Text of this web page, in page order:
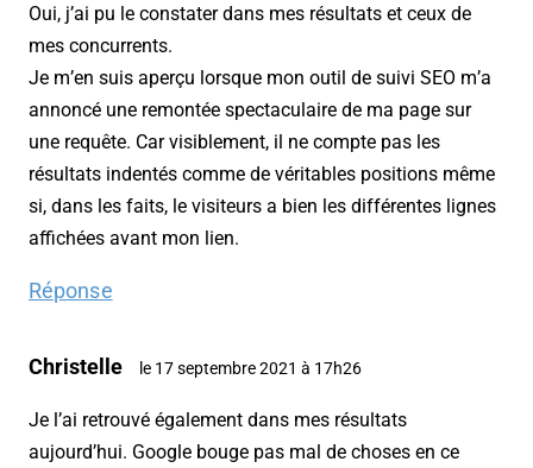
Oui, j’ai pu le constater dans mes résultats et ceux de
mes concurrents.
Je m’en suis aperçu lorsque mon outil de suivi SEO m’a
annoncé une remontée spectaculaire de ma page sur
une requête. Car visiblement, il ne compte pas les
résultats indentés comme de véritables positions même
si, dans les faits, le visiteurs a bien les différentes lignes
affichées avant mon lien.
Réponse
Christelle le 17 septembre 2021 à 17h26
Je l’ai retrouvé également dans mes résultats
aujourd’hui. Google bouge pas mal de choses en ce